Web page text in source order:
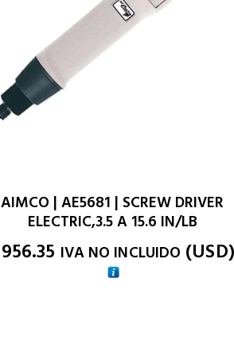
AIMCO | AE5681 | SCREW DRIVER
ELECTRIC,3.5 A 15.6 IN/LB
956.35 IVA NO INCLUIDO (USD)